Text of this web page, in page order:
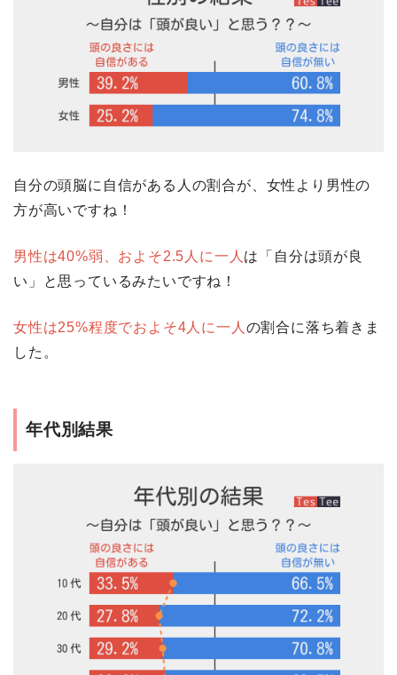
自分の頭脳に自信がある人の割合が、女性より男性の
方が高いですね！
男性は40%弱、およそ2.5人に一人 は「自分は頭が良
い」と思っているみたいですね！
女性は25%程度でおよそ4人に一人 の割合に落ち着きま
した。
年代別結果